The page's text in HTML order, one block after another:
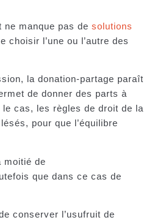
ne manque pas de solutions
choisir l’une ou l’autre des
la donation-partage paraît
de donner des parts à
cas, les règles de droit de la
pour que l’équilibre
moitié de
que dans ce cas de
conserver l’usufruit de